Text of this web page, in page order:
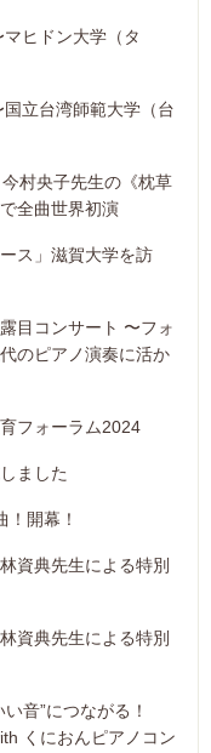
マヒドン大学（タ
国立台湾師範大学（台
村央子先生の《枕草
全曲世界初演
ス」滋賀大学を訪
目コンサート 〜フォ
のピアノ演奏に活か
フォーラム2024
ました
開幕！
資典先生による特別
資典先生による特別
音”につながる！
くにおんピアノコン